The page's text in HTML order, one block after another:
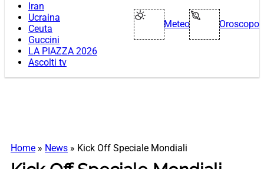
Iran
Ucraina
Ceuta
Guccini
LA PIAZZA 2026
Ascolti tv
Meteo Oroscopo
Home » News » Kick Off Speciale Mondiali